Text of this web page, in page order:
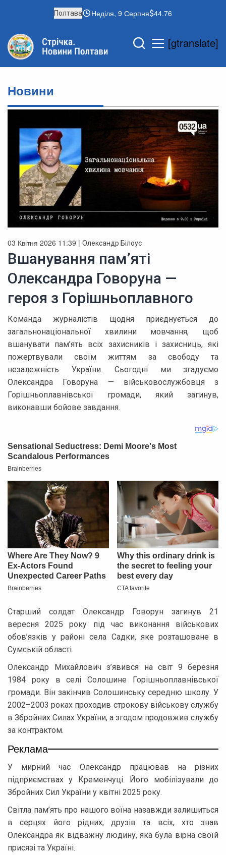
Полтава Неділя, 9 Серпня 44.76
[gtranslate]
Новини
03 Квітня 2026 11:39 | Олександр Білоус
Вшанування пам’яті
Олександра Говоруна —
героя з Горішньоплавного
Команда журналістів щодня приєднується до
загальнонаціональної хвилини мовчання, щоб
вшанувати пам’ять всіх захисників і захисниць, які
пожертвували своїм життям за свободу та
незалежність України. Сьогодні ми згадуємо
Олександра Говоруна — військовослужбовця з
Горішньоплавнівської громади, який загинув,
виконавши бойове завдання.
Старший солдат Олександр Говорун загинув 21
вересня 2025 року під час виконання військових
обов’язків у районі села Садки, яке розташоване в
Сумській області.
Олександр Михайлович з’явився на світ 9 березня
1984 року в селі Солошине Горішньоплавнівської
громади. Він закінчив Солошинську середню школу. У
2002–2003 роках проходив строкову військову службу
в Збройних Силах України, а згодом продовжив службу
за контрактом.
Реклама
У мирний час Олександр працював на різних
підприємствах у Кременчуці. Його мобілізували до
Збройних Сил України у квітні 2025 року.
Світла пам’ять про нашого воїна назавжди залишиться
в серцях його рідних, друзів та всіх, хто знав
Олександра як відважну людину, яка була вірна своїй
присязі та Україні.